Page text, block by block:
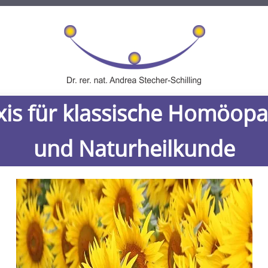
Mikroimmuntherapie Metabolic Balance
für klassische
und Naturheilkunde